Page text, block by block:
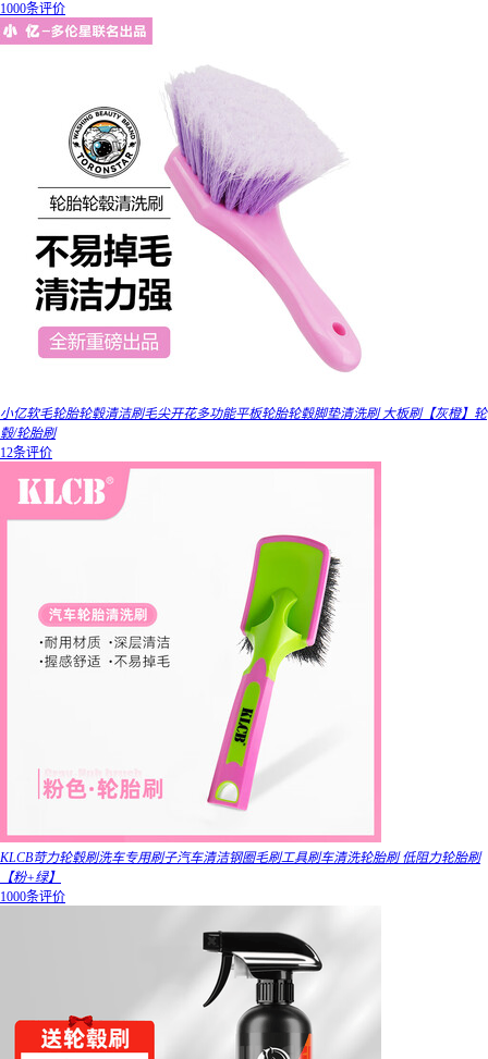
1000条评价
小亿软毛轮胎轮毂清洁刷毛尖开花多功能平板轮胎轮毂脚垫清洗刷 大板刷【灰橙】轮
毂/轮胎刷
12条评价
KLCB苛力轮毂刷洗车专用刷子汽车清洁钢圈毛刷工具刷车清洗轮胎刷 低阻力轮胎刷
【粉+绿】
1000条评价